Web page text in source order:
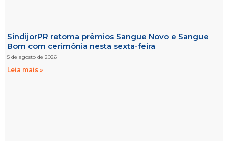
SindijorPR retoma prêmios Sangue Novo e Sangue
Bom com cerimônia nesta sexta-feira
5 de agosto de 2026
Leia mais »